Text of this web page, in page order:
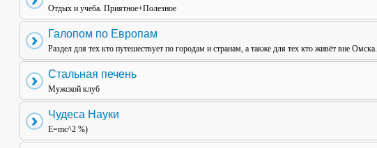
Отдых и учеба. Приятное+Полезное
Галопом по Европам
Раздел для тех кто путешествует по городам и странам, а также для тех кто живёт вне Омска.
Стальная печень
Мужской клуб
Чудеса Науки
E=mc^2 %)